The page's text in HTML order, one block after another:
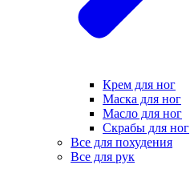
Крем для ног
Маска для ног
Масло для ног
Скрабы для ног
Все для похудения
Все для рук